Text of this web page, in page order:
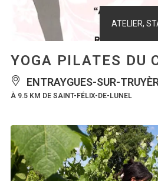
ATELIER,
YOGA PILATES DU
ENTRAYGUES-SUR-
À 9.5 KM DE SAINT-FÉLIX-DE-LUNEL